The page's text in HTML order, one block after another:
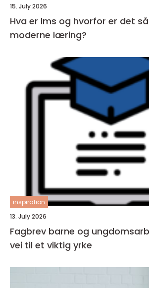
15. July 2026
Hva er lms og hvorfor er det
moderne læring?
inspiration
13. July 2026
Fagbrev barne og ungdomsarbeider
vei til et viktig yrke